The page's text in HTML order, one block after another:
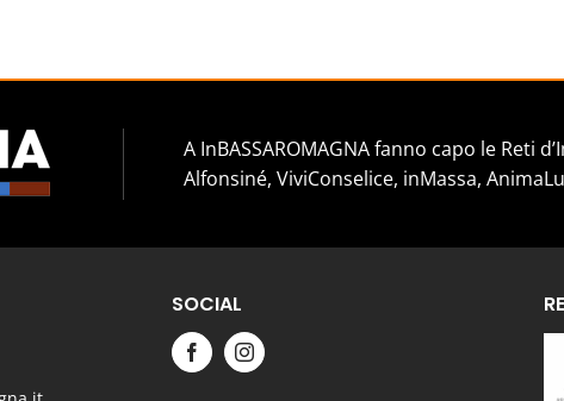
A InBASSAROMAGNA fanno capo le Reti
Alfonsiné, ViviConselice, inMassa,
SOCIAL